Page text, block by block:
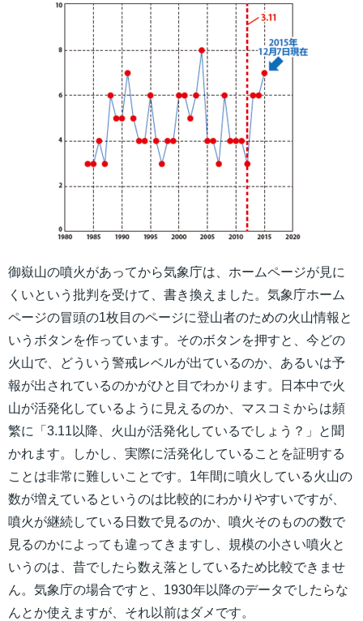
御嶽山の噴火があってから気象庁は、ホームページが見に
くいという批判を受けて、書き換えました。気象庁ホーム
ページの冒頭の1枚目のページに登山者のための火山情報と
いうボタンを作っています。そのボタンを押すと、今どの
火山で、どういう警戒レベルが出ているのか、あるいは予
報が出されているのかがひと目でわかります。日本中で火
山が活発化しているように見えるのか、マスコミからは頻
繁に「3.11以降、火山が活発化しているでしょう？」と聞
かれます。しかし、実際に活発化していることを証明する
ことは非常に難しいことです。1年間に噴火している火山の
数が増えているというのは比較的にわかりやすいですが、
噴火が継続している日数で見るのか、噴火そのものの数で
見るのかによっても違ってきますし、規模の小さい噴火と
いうのは、昔でしたら数え落としているため比較できませ
ん。気象庁の場合ですと、1930年以降のデータでしたらな
んとか使えますが、それ以前はダメです。